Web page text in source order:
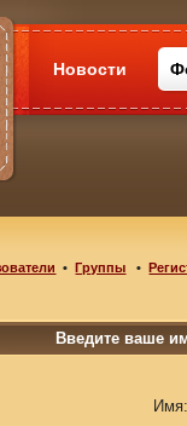
Новости
•Группы •
Введите ваше
Имя: